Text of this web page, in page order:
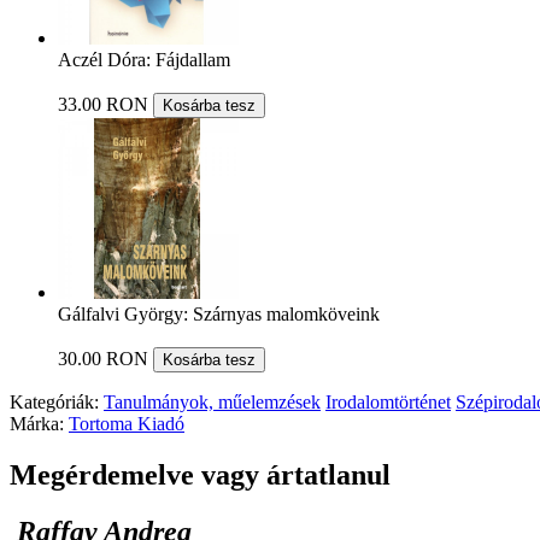
Aczél Dóra: Fájdallam
33.00 RON Kosárba tesz
Gálfalvi György: Szárnyas malomköveink
30.00 RON Kosárba tesz
Kategóriák: Tanulmányok, műelemzések Irodalomtörténet
Márka: Tortoma Kiadó
Megérdemelve vagy ártatlanul
Raffay Andrea